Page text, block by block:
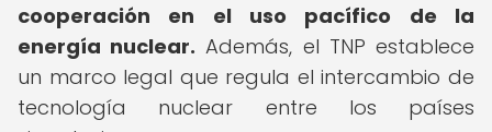
cooperación en el uso pacífico de la
energía nuclear. Además, el TNP establece
un marco legal que regula el intercambio de
tecnología nuclear entre los países